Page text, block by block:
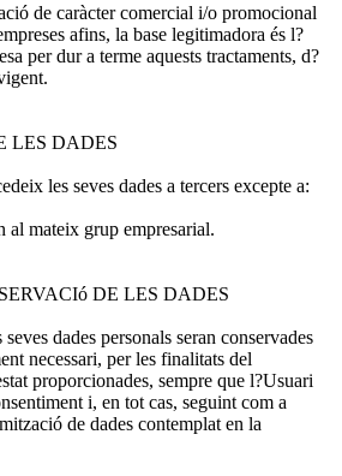
de caràcter comercial i/o promocional
afins, la base legitimadora és l?
per dur a terme aquests tractaments, d?
LES DADES
les seves dades a tercers excepte a:
al mateix grup empresarial.
DE LES DADES
dades personals seran conservades
necessari, per les finalitats del
proporcionades, sempre que l?Usuari
i, en tot cas, seguint com a
de dades contemplat en la